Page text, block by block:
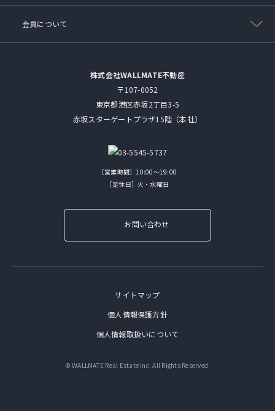
会員について
株式会社WALLMATE不動産
〒107-0052
東京都港区赤坂2丁目3-5
赤坂スターゲートプラザ15階（本社）
［営業時間］10:00～19:00
［定休日］火・水曜日
お問い合わせ
サイトマップ
個人情報保護方針
個人情報取扱いについて
© WALLMATE Real Estate Inc. All Rights Reserved.